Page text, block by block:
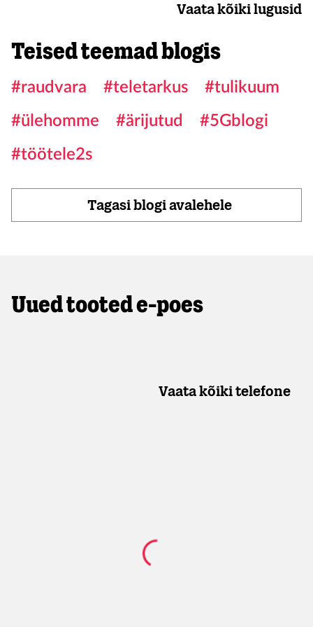
Vaata kõiki lugusid
Teised teemad blogis
#raudvara #teletarkus
#tulikuum
#ülehomme
#ärijutud
#5Gblogi
#töötele2s
Tagasi blogi avalehele
Uued tooted e-poes
Vaata kõiki telefone